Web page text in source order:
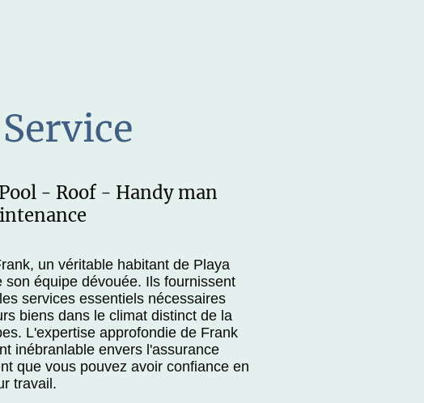
- Roof - Handy man
un véritable habitant de Playa
son équipe dévouée. Ils fournissent
services essentiels nécessaires
biens dans le climat distinct de la
L'expertise approfondie de Frank
inébranlable envers l'assurance
que vous pouvez avoir confiance en
travail.